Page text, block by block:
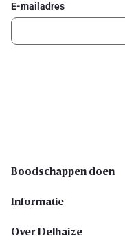
E-mailadres
Boodschappen doen
Informatie
Over Delhaize